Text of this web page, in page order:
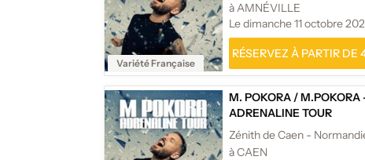
Variété Française
à AMNÉVILLE
Le dimanche 11 octobre
RÉSERVEZ À PARTIR DE
M. POKORA /M.POKORA
ADRENALINE TOUR
Zénith de Caen -
à CAEN